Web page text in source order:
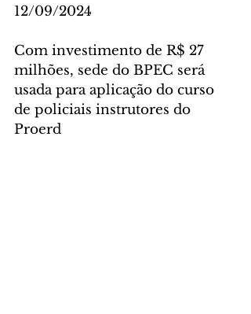
12/09/2024
Com investimento de R$ 27
milhões, sede do BPEC será
usada para aplicação do curso
de policiais instrutores do
Proerd